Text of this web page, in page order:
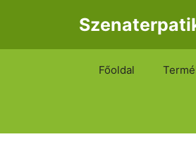
Főoldal